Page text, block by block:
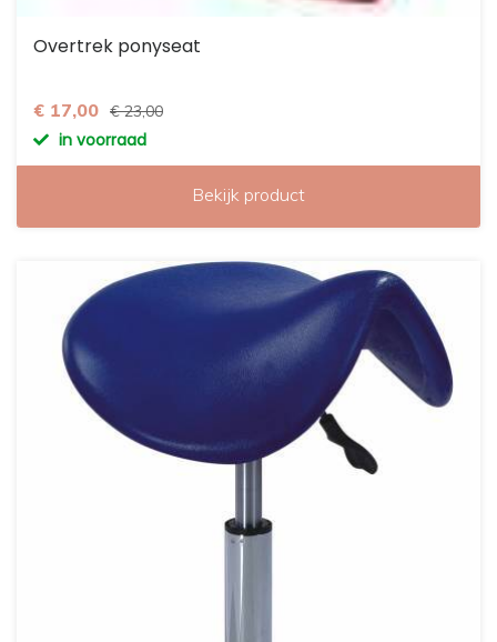
Overtrek ponyseat
€ 17,00 € 23,00
in voorraad
Bekijk product